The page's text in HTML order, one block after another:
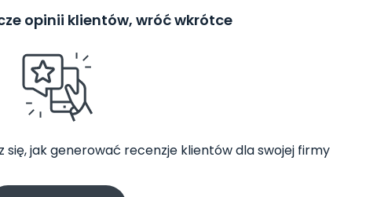
opinii klientów, wróć wkrótce
się, jak generować recenzje klientów dla swojej firmy